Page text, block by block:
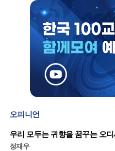
강력 반발
올리벳대학교, 120만 평
구 사용 승인… 장기 개
오피니언
우리 모두는 귀향을 꿈꾸는 오
정재우